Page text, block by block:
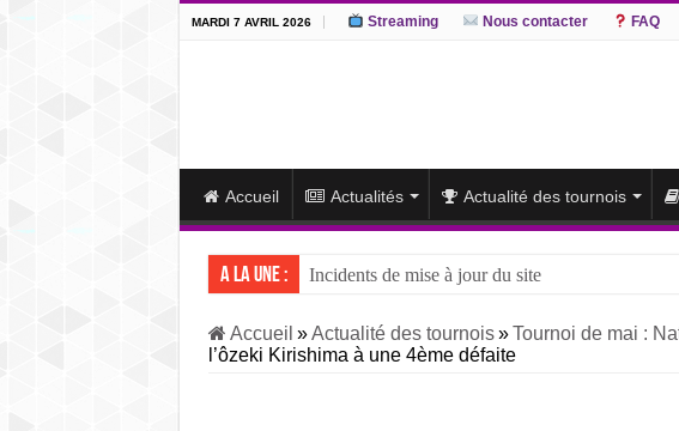
MARDI 7 AVRIL 2026 Streaming Nous contacter FAQ
Accueil Actualités Actualité des tournois
A la une :
Incidents de mise à jour du site
J14 – Aonishiki dominé par Onosato et Atamifuji
J13 – Aonishiki conserve la tête du classement
Accueil » Actualité des tournois » Tournoi de mai :
l’ôzeki Kirishima à une 4ème défaite